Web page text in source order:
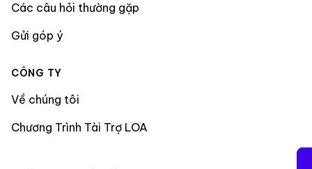
Các câu hỏi thường gặp
Gửi góp ý
CÔNG TY
Về chúng tôi
Chương Trình Tài Trợ LOA